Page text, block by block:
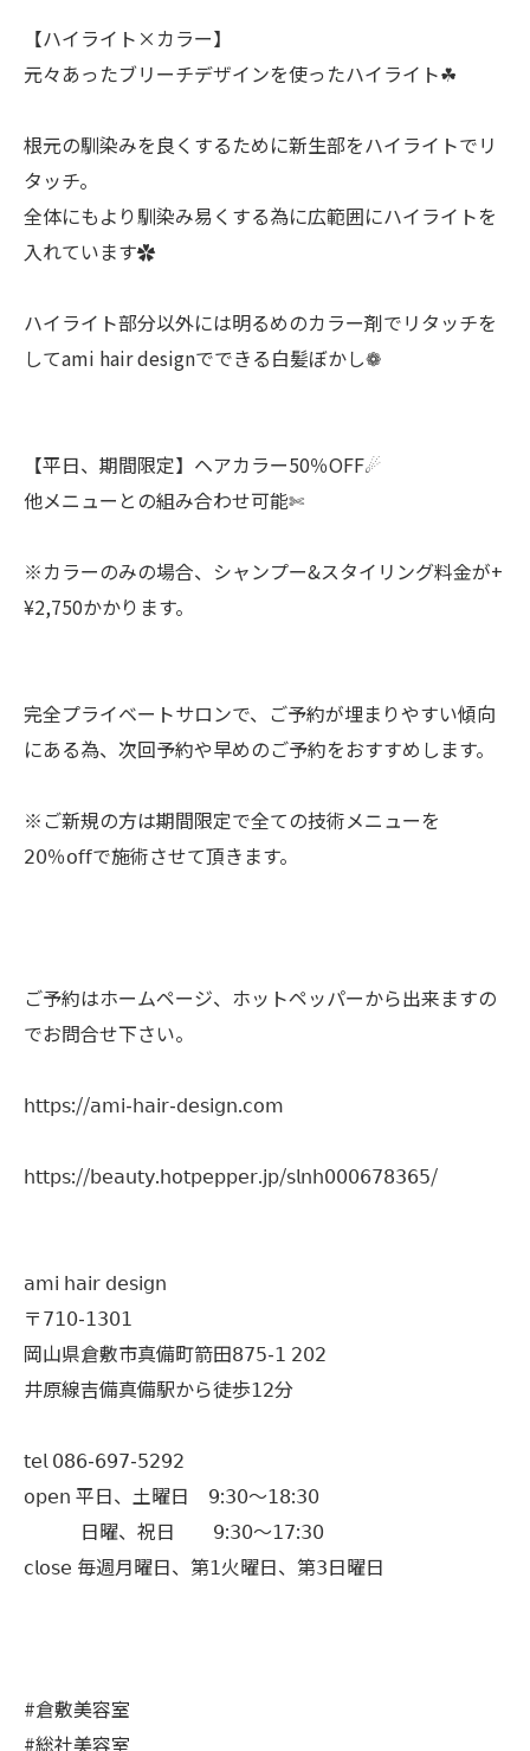
【ハイライト×カラー】
元々あったブリーチデザインを使ったハイライト☘︎
根元の馴染みを良くするために新生部をハイライトでリ
タッチ。
全体にもより馴染み易くする為に広範囲にハイライトを
入れています✿
ハイライト部分以外には明るめのカラー剤でリタッチを
してami hair designでできる白髪ぼかし❁
【平日、期間限定】ヘアカラー50％OFF☄︎
他メニューとの組み合わせ可能✄
※カラーのみの場合、シャンプー&スタイリング料金が+
¥2,750かかります。
完全プライベートサロンで、ご予約が埋まりやすい傾向
にある為、次回予約や早めのご予約をおすすめします。
※ご新規の方は期間限定で全ての技術メニューを
𝟤𝟢％𝗈𝖿𝖿で施術させて頂きます。
ご予約はホームページ、ホットペッパーから出来ますの
でお問合せ下さい。
𝗁𝗍𝗍𝗉𝗌://𝖺𝗆𝗂-𝗁𝖺𝗂𝗋-𝖽𝖾𝗌𝗂𝗀𝗇.𝖼𝗈𝗆
𝗁𝗍𝗍𝗉𝗌://𝖻𝖾𝖺𝗎𝗍𝗒.𝗁𝗈𝗍𝗉𝖾𝗉𝗉𝖾𝗋.𝗃𝗉/𝗌𝗅𝗇𝗁𝟢𝟢𝟢𝟨𝟩𝟪𝟥𝟨𝟧/
𝖺𝗆𝗂 𝗁𝖺𝗂𝗋 𝖽𝖾𝗌𝗂𝗀𝗇
〒𝟩𝟣𝟢-𝟣𝟥𝟢𝟣
岡山県倉敷市真備町箭田𝟪𝟩𝟧-𝟣 𝟤𝟢𝟤
井原線吉備真備駅から徒歩𝟣𝟤分
𝗍𝖾𝗅 𝟢𝟪𝟨-𝟨𝟫𝟩-𝟧𝟤𝟫𝟤
𝗈𝗉𝖾𝗇 平日、土曜日 𝟫:𝟥𝟢〜𝟣𝟪:𝟥𝟢
日曜、祝日 𝟫:𝟥𝟢〜𝟣𝟩:𝟥𝟢
𝖼𝗅𝗈𝗌𝖾 毎週月曜日、第𝟣火曜日、第𝟥日曜日
#倉敷美容室
#総社美容室